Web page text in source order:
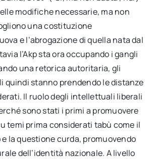
modifiche necessarie, ma non
una costituzione
e l’abrogazione di quella nata dal
l’Akp sta ora occupando i gangli
una retorica autoritaria, gli
stanno prendendo le distanze
Il ruolo degli intellettuali liberali
sono stati i primi a promuovere
temi prima considerati tabù come il
la questione curda, promuovendo
dell’identità nazionale. A livello